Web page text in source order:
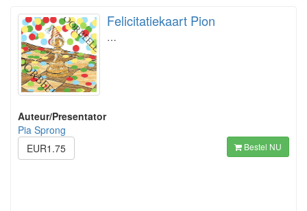
Felicitatiekaart Pion
…
Auteur/Presentator
Pia Sprong
EUR1.75
Bestel NU